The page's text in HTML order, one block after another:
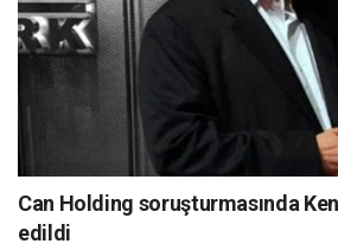
Can Holding soruşturmasında
edildi